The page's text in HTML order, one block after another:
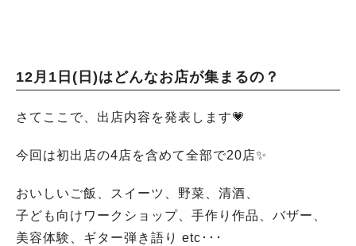
12月1日(日)はどんなお店が集まるの？
さてここで、出店内容を発表します💗
今回は初出店の4店を含めて全部で20店✨
おいしいご飯、スイーツ、野菜、清酒、
子ども向けワークショップ、手作り作品、バザー、
美容体験、ギター弾き語り etc･･･